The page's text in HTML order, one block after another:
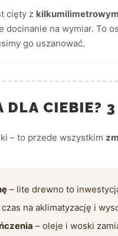
cięty z
docinanie na wymiar. To
go uszanować.
CIEBIE?
– to przede wszystkim
– lite drewno to
na aklimatyzację i
– oleje i woski